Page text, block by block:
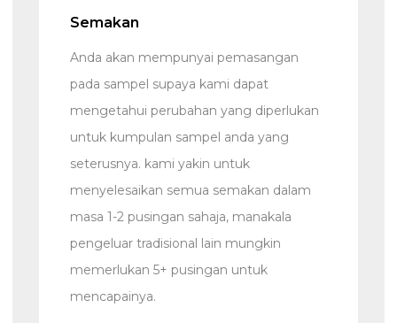
Semakan
Anda akan mempunyai pemasangan
pada sampel supaya kami dapat
mengetahui perubahan yang diperlukan
untuk kumpulan sampel anda yang
seterusnya. kami yakin untuk
menyelesaikan semua semakan dalam
masa 1-2 pusingan sahaja, manakala
pengeluar tradisional lain mungkin
memerlukan 5+ pusingan untuk
mencapainya.